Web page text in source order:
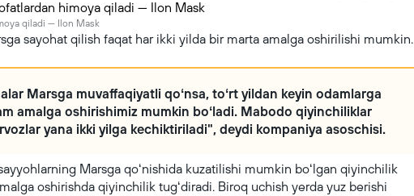
qiladi — Ilon Mask
sayohat qilish faqat har ikki yilda bir marta amalga oshirilishi mumkin.
Marsga muvaffaqiyatli qoʻnsa, toʻrt yildan keyin odamlarga
amalga oshirishimiz mumkin boʻladi. Mabodo qiyinchiliklar
yana ikki yilga kechiktiriladi", deydi kompaniya asoschisi.
Marsga qoʻnishida kuzatilishi mumkin boʻlgan qiyinchilik
oshirishda qiyinchilik tugʻdiradi. Biroq uchish yerda yuz berishi